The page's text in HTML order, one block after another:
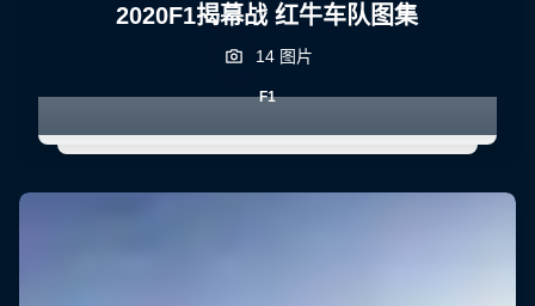
2020F1揭幕战 红牛车队图集
14 图片
F1